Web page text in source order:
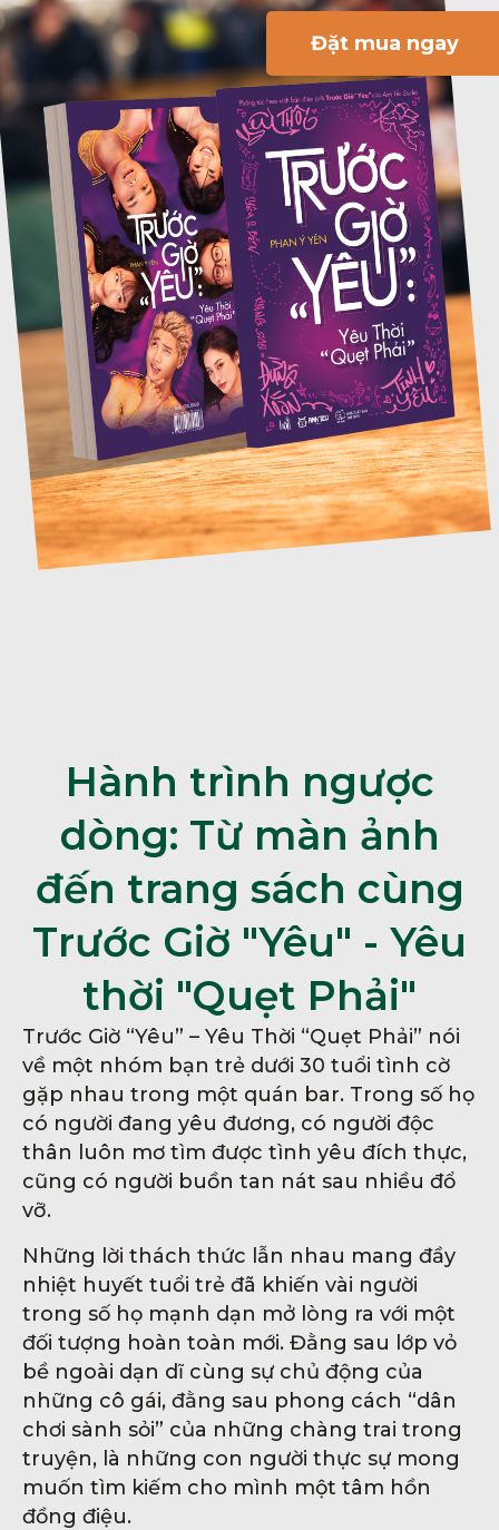
Hành trình ngược
dòng: Từ màn ảnh
đến trang sách cùng
Trước Giờ "Yêu" - Yêu
thời "Quẹt Phải"
Trước Giờ “Yêu” – Yêu Thời “Quẹt Phải” nói
về một nhóm bạn trẻ dưới 30 tuổi tình cờ
gặp nhau trong một quán bar. Trong số họ
có người đang yêu đương, có người độc
thân luôn mơ tìm được tình yêu đích thực,
cũng có người buồn tan nát sau nhiều đổ
vỡ.
Những lời thách thức lẫn nhau mang đầy
nhiệt huyết tuổi trẻ đã khiến vài người
trong số họ mạnh dạn mở lòng ra với một
đối tượng hoàn toàn mới. Đằng sau lớp vỏ
bề ngoài dạn dĩ cùng sự chủ động của
những cô gái, đằng sau phong cách “dân
chơi sành sỏi” của những chàng trai trong
truyện, là những con người thực sự mong
muốn tìm kiếm cho mình một tâm hồn
đồng điệu.
Đặt mua ngay